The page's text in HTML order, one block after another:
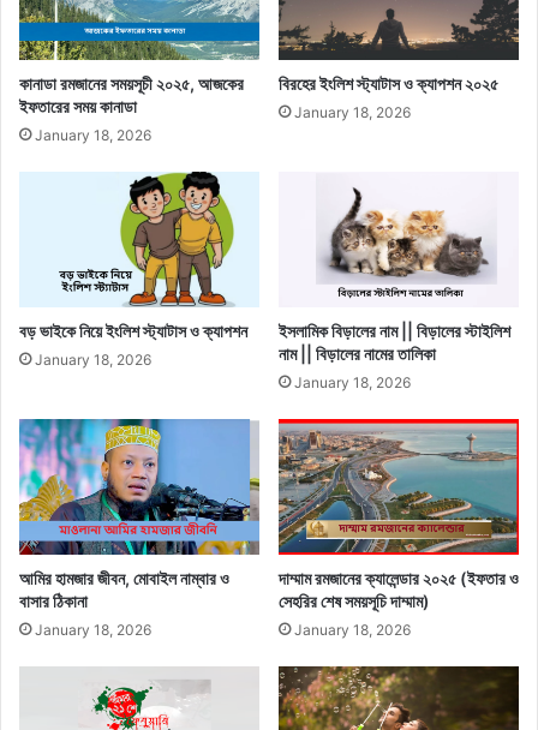
কানাডা রমজানের সময়সূচী ২০২৫, আজকের
ইফতারের সময় কানাডা
January 18, 2026
বিরহের ইংলিশ স্ট্যাটাস ও ক্যাপশন ২০২৫
January 18, 2026
বড় ভাইকে নিয়ে ইংলিশ স্ট্যাটাস ও ক্যাপশন
January 18, 2026
ইসলামিক বিড়ালের নাম || বিড়ালের স্টাইলিশ
নাম || বিড়ালের নামের তালিকা
January 18, 2026
আমির হামজার জীবন, মোবাইল নাম্বার ও
বাসার ঠিকানা
January 18, 2026
দাম্মাম রমজানের ক্যালেন্ডার ২০২৫ (ইফতার ও
সেহরির শেষ সময়সূচি দাম্মাম)
January 18, 2026